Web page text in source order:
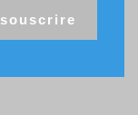
souscrire